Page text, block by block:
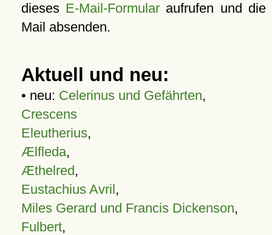
dieses E-Mail-Formular aufrufen und die
Mail absenden.
Aktuell und neu:
• neu: Celerinus und Gefährten,
Crescens
Eleutherius,
Ælfleda,
Æthelred,
Eustachius Avril,
Miles Gerard und Francis Dickenson,
Fulbert,